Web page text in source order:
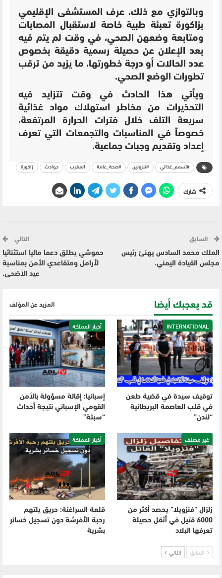
وبالتوازي مع ذلك، عرف المستشفى الإقليمي
بزاكورة تعبئة طبية خاصة لاستقبال المصابات
ومتابعة وضعهن الصحي، في وقت لم يتم فيه
بعد الإعلان عن حصيلة رسمية دقيقة بخصوص
عدد الحالات أو درجة خطورتها، ما يزيد من ترقب
تطورات الوضع الصحي.
ويأتي هذا الحادث في وقت تتزايد فيه
التحذيرات من مخاطر استهلاك مواد غذائية
سريعة التلف خلال فترات الحرارة المرتفعة،
خصوصاً في المناسبات والتجمعات التي تعرف
إعداد وتقديم وجبات جماعية.
#تسمم_غذائي #تنزولين #صحة_عامة المغرب حوادث زاكورة
شارك
السابق
الملك محمد السادس يهنئ رئيس
مجلس القيادة اليمني.
التالي
حموشي يطلق دعما ماليا استثنائيا
لأرامل ومتقاعدي الأمن بمناسبة
عيد الأضحى.
قد يعجبك أيضا المزيد عن المؤلف
INTERNATIONAL
توقيف سيدة في قضية طعن
في قلب العاصمة البريطانية
“لندن”
أخبار المملكة
إسبانيا: إقالة مسؤولة بالأمن
القومي الإسباني نتيجة أحداث
“سبتة”
غير مصنف
زلزال “فنزويلا” يحصد أكثر من
6000 قتيل في أثقل حصيلة
تعرفها البلاد
أخبار المملكة
قلعة السراغنة: حريق يلتهم
رحبة الأفرشة دون تسجيل خسائر
بشرية
السابق التالي